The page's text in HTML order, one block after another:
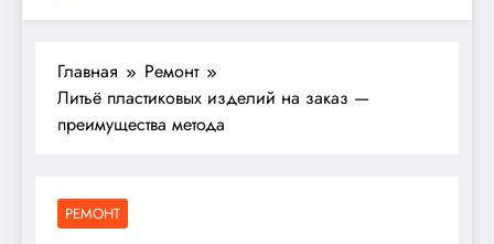
Главная
Ремонт
Литьё пластиковых изделий на заказ —
преимущества метода
РЕМОНТ